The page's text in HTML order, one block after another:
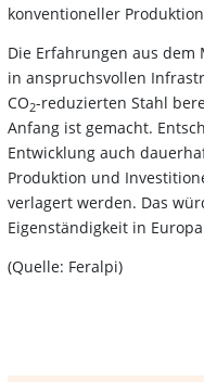
konventioneller
Die Erfahrungen aus dem
in anspruchsvollen
CO2-reduzierten Stahl
Anfang ist gemacht.
Entwicklung auch
Produktion und
verlagert werden. Das
Eigenständigkeit in
(Quelle: Feralpi)